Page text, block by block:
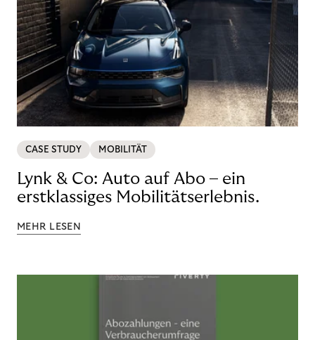
CASE STUDY MOBILITÄT
Lynk & Co: Auto auf Abo – ein
erstklassiges Mobilitätserlebnis.
MEHR LESEN